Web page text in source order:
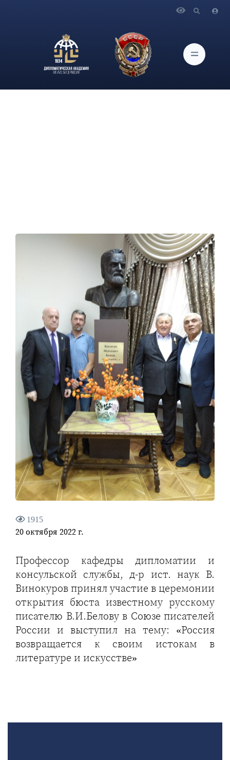
р ист. наук В. Винокуров принял участие в церемонии
открытия бюста известному русскому писателю В.И.Белову в
Союзе писателей России и выступил на тему: «Россия
возвращается к своим истокам в литературе
1915
20 октября 2022 г.
Профессор кафедры дипломатии и
консульской службы, д-р ист. наук В.
Винокуров принял участие в церемонии
открытия бюста известному русскому
писателю В.И.Белову в Союзе писателей
России и выступил на тему: «Россия
возвращается к своим истокам в
литературе и искусстве»